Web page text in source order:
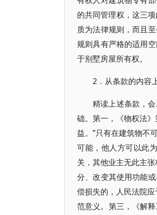
的共同管理权，这三
质为法律规则，而且
规则具有严格的适用
于别墅房屋所有权。
2．从条款的内容
精读上述条款，
础。第一，《物权法
益。”只有在建筑物不
可能，他人方可以此
关，其他业主无此主
分、改变其使用功能
偿损失的，人民法院
范意义。第三，《解